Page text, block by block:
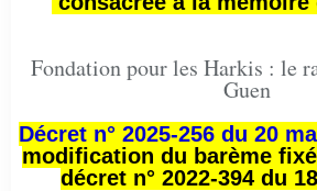
Fondation pour les Harkis : le
Guen
Décret n° 2025-256 du 20
modification du barème
décret n° 2022-394 du